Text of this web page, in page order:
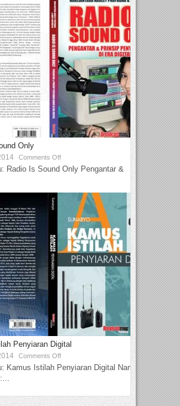
Only
Comments Off
Radio Is Sound Only Pengantar &
Penyiaran Digital
Comments Off
Kamus Istilah Penyiaran Digital Nama